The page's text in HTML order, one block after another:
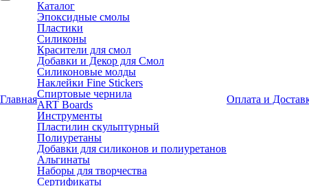
Главная
Каталог
Эпоксидные смолы
Пластики
Силиконы
Красители для смол
Добавки и Декор для Смол
Силиконовые молды
Наклейки Fine Stickers
Спиртовые чернила
ART Boards
Инструменты
Пластилин скульптурный
Полиуретаны
Добавки для силиконов и полиуретанов
Альгинаты
Наборы для творчества
Сертификаты
Оплата и